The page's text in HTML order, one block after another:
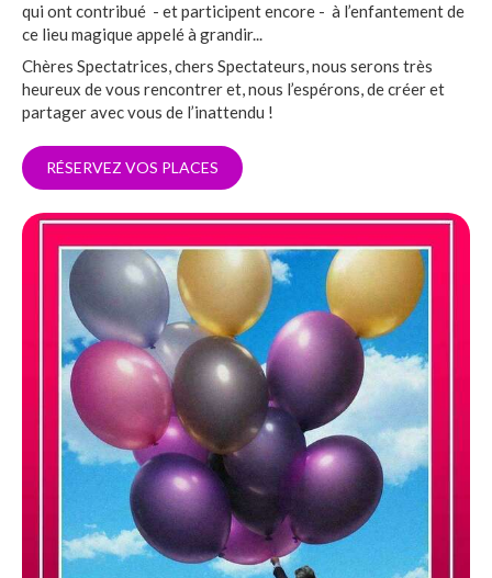
qui ont contribué - et participent encore - à l’enfantement de
ce lieu magique appelé à grandir...
Chères Spectatrices, chers Spectateurs, nous serons très
heureux de vous rencontrer et, nous l’espérons, de créer et
partager avec vous de l’inattendu !
RÉSERVEZ VOS PLACES